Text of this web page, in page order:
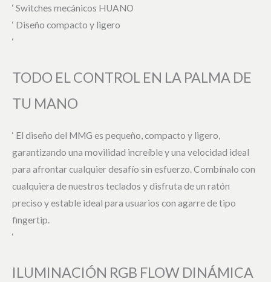
‘ Switches mecánicos HUANO
‘ Diseño compacto y ligero
‘
TODO EL CONTROL EN LA PALMA DE
TU MANO
‘ El diseño del MMG es pequeño, compacto y ligero,
garantizando una movilidad increíble y una velocidad ideal
para afrontar cualquier desafío sin esfuerzo. Combínalo con
cualquiera de nuestros teclados y disfruta de un ratón
preciso y estable ideal para usuarios con agarre de tipo
fingertip.
‘
ILUMINACIÓN RGB FLOW DINÁMICA